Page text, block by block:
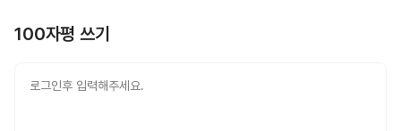
100자평 쓰기